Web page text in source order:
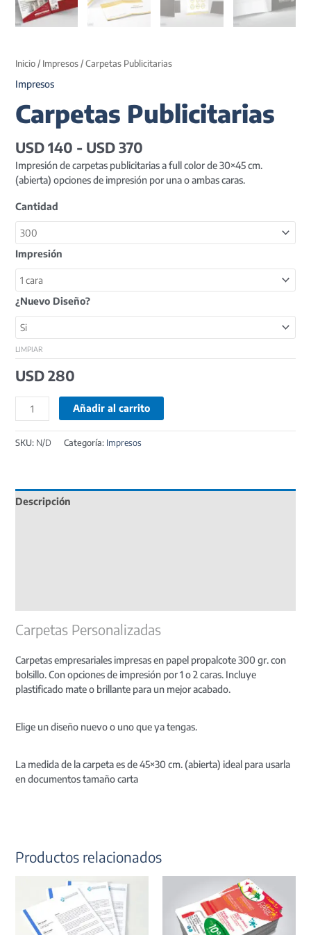
Inicio/ Impresos/ Carpetas Publicitarias
Impresos
Carpetas Publicitarias
USD140 - USD370
Impresión de carpetas publicitarias a full color de 30×45 cm.
(abierta) opciones de impresión por una o ambas caras.
Cantidad
Impresión
¿Nuevo Diseño?
LIMPIAR
USD280
Añadir al carrito
SKU: N/D Categoría: Impresos
Descripción
Carpetas Personalizadas
Carpetas empresariales impresas en papel propalcote 300 gr. con
bolsillo. Con opciones de impresión por 1 o 2 caras. Incluye
plastificado mate o brillante para un mejor acabado.
Elige un diseño nuevo o uno que ya tengas.
La medida de la carpeta es de 45×30 cm. (abierta) ideal para usarla
en documentos tamaño carta
Productos relacionados
Rango
de
precios:
desde
USD
tiene